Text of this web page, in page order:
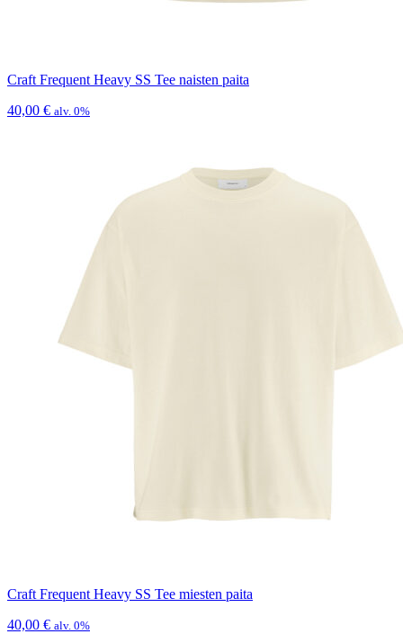
Craft Frequent Heavy SS Tee naisten paita
40,00 € alv. 0%
Craft Frequent Heavy SS Tee miesten paita
40,00 € alv. 0%